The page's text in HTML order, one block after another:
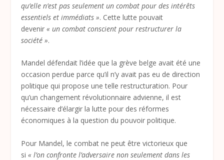
qu’elle n’est pas seulement un combat pour des intérêts
essentiels et immédiats ». Cette lutte pouvait
devenir« un combat conscient pour restructurer la
société ».
Mandel défendait l’idée que la grève belge avait été une
occasion perdue parce qu’il n’y avait pas eu de direction
politique qui propose une telle restructuration. Pour
qu’un changement révolutionnaire advienne, il est
nécessaire d’élargir la lutte pour des réformes
économiques à la question du pouvoir politique.
Pour Mandel, le combat ne peut être victorieux que
si« l’on confronte l’adversaire non seulement dans les